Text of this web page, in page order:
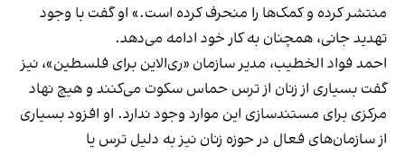
منتشر کرده و کمک‌ها را منحرف کرده است.» او گفت با وجود
تهدید جانی، همچنان به کار خود ادامه می‌دهد.
احمد فواد الخطیب، مدیر سازمان «ری‌الاین برای فلسطین»، نیز
گفت بسیاری از زنان از ترس حماس سکوت می‌کنند و هیچ نهاد
مرکزی برای مستندسازی این موارد وجود ندارد. او افزود بسیاری
از سازمان‌های فعال در حوزه زنان نیز به دلیل ترس یا